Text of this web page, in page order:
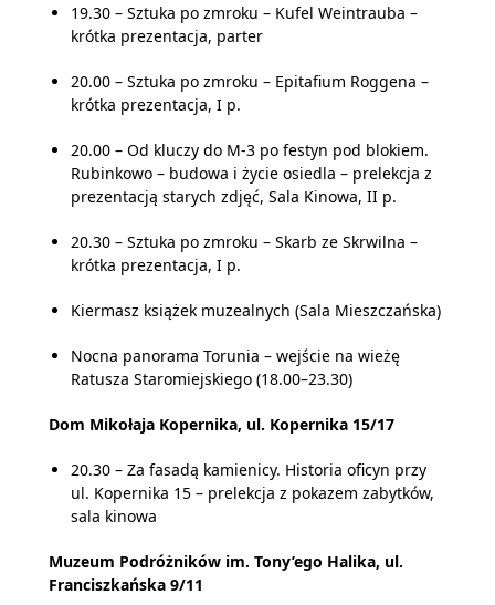
19.30 – Sztuka po zmroku – Kufel Weintrauba –
krótka prezentacja, parter
20.00 – Sztuka po zmroku – Epitafium Roggena –
krótka prezentacja, I p.
20.00 – Od kluczy do M-3 po festyn pod blokiem.
Rubinkowo – budowa i życie osiedla – prelekcja z
prezentacją starych zdjęć, Sala Kinowa, II p.
20.30 – Sztuka po zmroku – Skarb ze Skrwilna –
krótka prezentacja, I p.
Kiermasz książek muzealnych (Sala Mieszczańska)
Nocna panorama Torunia – wejście na wieżę
Ratusza Staromiejskiego (18.00–23.30)
Dom Mikołaja Kopernika, ul. Kopernika 15/17
20.30 – Za fasadą kamienicy. Historia oficyn przy
ul. Kopernika 15 – prelekcja z pokazem zabytków,
sala kinowa
Muzeum Podróżników im. Tony’ego Halika, ul.
Franciszkańska 9/11